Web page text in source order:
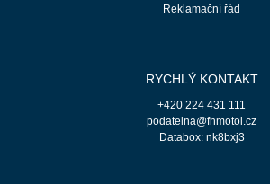
Reklamační řád
RYCHLÝ KONTAKT
+420 224 431 111
podatelna@fnmotol.cz
Databox: nk8bxj3